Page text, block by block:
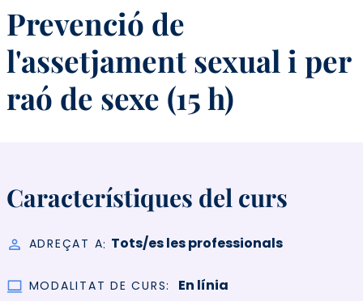
Prevenció de
l'assetjament sexual i per
raó de sexe (15 h)
Característiques del curs
ADREÇAT A Tots/es les professionals
MODALITAT DE CURS En línia